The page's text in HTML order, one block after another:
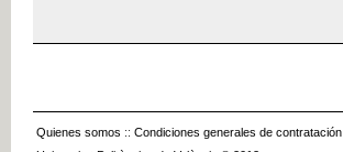
Quienes somos :: Condiciones generales de contratación